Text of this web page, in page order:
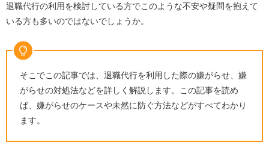
退職代行の利用を検討している方でこのような不安や疑問を抱えて
いる方も多いのではないでしょうか。
そこでこの記事では、退職代行を利用した際の嫌がらせ、嫌
がらせの対処法などを詳しく解説します。この記事を読め
ば、嫌がらせのケースや未然に防ぐ方法などがすべてわかり
ます。